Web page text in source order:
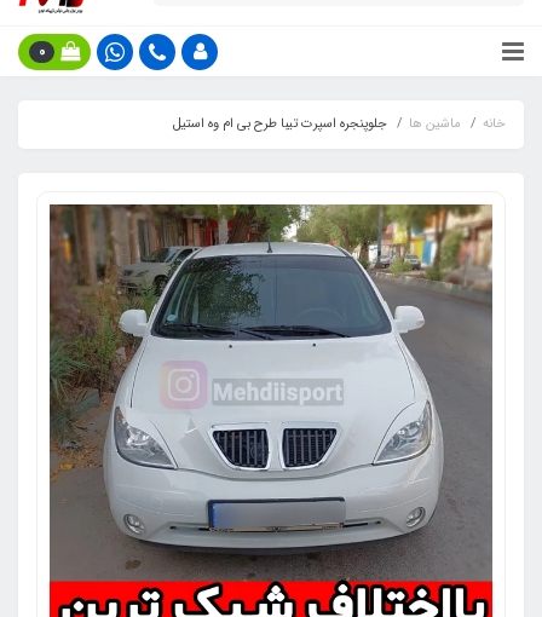
0
خانه ماشین ها جلوپنجره اسپرت تیبا طرح بی ام وه استیل